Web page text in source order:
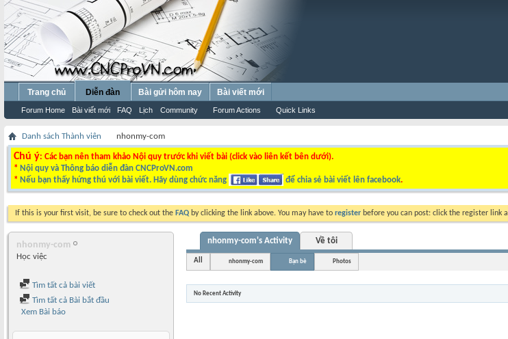
Trang chủ Diễn đàn
Forum Home Bài viết mới FAQ Lịch Community Forum Actions Quick Links
Bài gửi hôm nay Bài viết mới
Danh sách Thành viên nhonmy-com
Chú ý: Các bạn nên tham khảo Nội quy trước khi viết bài (click vào liên kết bên dưới).
* Nội quy và Thông báo diễn đàn CNCProVN.com
* Nếu bạn thấy hứng thú với bài viết. Hãy dùng chức năng để chia sẻ bài viết lên facebook.
If this is your first visit, be sure to check out the FAQ by clicking the link above. You may have to register before you can post: click the register link
nhonmy-com
Học việc
Tìm tất cả bài viết
Tìm tất cả Bài bắt đầu
Xem Bài báo
nhonmy-com's Activity Về tôi
All nhonmy-com Bạn bè Photos
No Recent Activity